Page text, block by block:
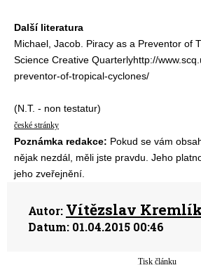
Další literatura
Michael, Jacob. Piracy as a Preventor of
Science Creative Quarterlyhttp://
preventor-of-tropical-cyclones/
(N.T. - non testatur)
české stránky
Poznámka redakce: Pokud se vám
nějak nezdál, měli jste pravdu. Jeho
jeho zveřejnění.
Autor: Vítězslav
Datum: 01.04.2015 00:46
Tisk článku